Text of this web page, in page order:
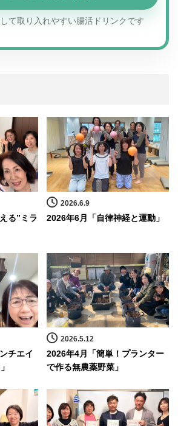
て取り入れやすい腸活ドリンクです
る”ミラ
2026.6.9
2026年6月「自律神経と運動」
チエイ
2026.5.12
2026年4月「簡単！プランター
で作る無農薬野菜」